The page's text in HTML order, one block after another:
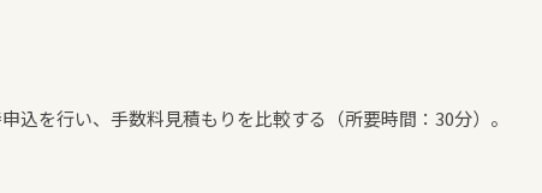
込を行い、手数料見積もりを比較する（所要時間：30分）。